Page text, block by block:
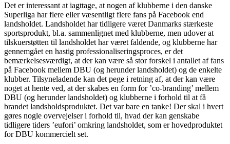
Det er interessant at iagttage, at nogen af klubberne i den danske
Superliga har flere eller væsentligt flere fans på Facebook end
landsholdet. Landsholdet har tidligere været Danmarks stærkeste
sportsprodukt, bl.a. sammenlignet med klubberne, men udover at
tilskuerstøtten til landsholdet har været faldende, og klubberne har
gennemgået en hastig professionaliseringsproces, er det
bemærkelsesværdigt, at der kan være så stor forskel i antallet af fans
på Facebook mellem DBU (og herunder landsholdet) og de enkelte
klubber. Tilsyneladende kan det pege i retning af, at der kan være
noget at hente ved, at der skabes en form for ’co-branding’ mellem
DBU (og herunder landsholdet) og klubberne i forhold til at få
brandet landsholdsproduktet. Det var bare en tanke! Der skal i hvert
gøres nogle overvejelser i forhold til, hvad der kan genskabe
tidligere tiders ’eufori’ omkring landsholdet, som er hovedproduktet
for DBU kommercielt set.